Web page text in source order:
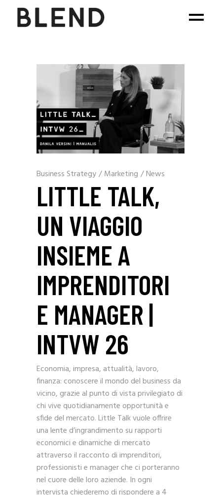
Business Strategy/ Marketing /News
LITTLE TALK,
UN VIAGGIO
INSIEME A
IMPRENDITORI
E MANAGER |
INTVW 26
Economia, impresa, attualità, lavoro,
finanza: conoscere il mondo del business da
vicino, grazie al punto di vista privilegiato di
chi vive quotidianamente opportunità e
sfide del mercato. Little Talk vuole offrire
una lente d’ingrandimento su rapporti
economici e dinamiche di mercato
attraverso il racconto di imprenditori,
professionisti e manager che ci porteranno
nel cuore delle loro aziende. In ogni